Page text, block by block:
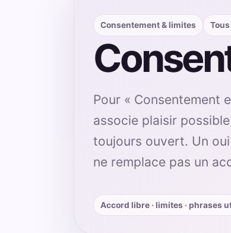
Consentement & limites
Pour « Consentement
associe plaisir
toujours ouvert. Un
ne remplace pas un
Accord libre · limites · phrases